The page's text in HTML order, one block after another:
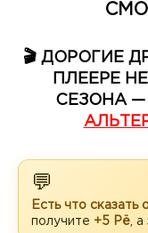
🎬 ДОРОГИЕ
ПЛЕЕРЕ
СЕЗОНА
💬
Есть что сказать
получите +5 Рё ,